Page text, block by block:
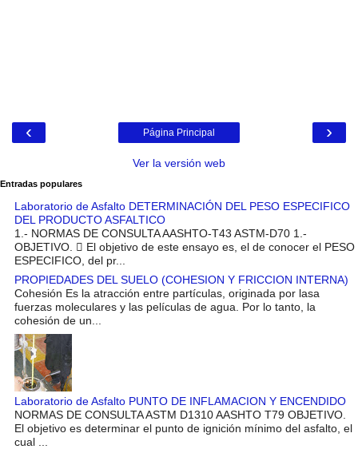
‹ ›
Página Principal
Ver la versión web
Entradas populares
Laboratorio de Asfalto DETERMINACIÓN DEL PESO ESPECIFICO
DEL PRODUCTO ASFALTICO
1.- NORMAS DE CONSULTA AASHTO-T43 ASTM-D70 1.-
OBJETIVO.  El objetivo de este ensayo es, el de conocer el PESO
ESPECIFICO, del pr...
PROPIEDADES DEL SUELO (COHESION Y FRICCION INTERNA)
Cohesión Es la atracción entre partículas, originada por lasa
fuerzas moleculares y las películas de agua. Por lo tanto, la
cohesión de un...
Laboratorio de Asfalto PUNTO DE INFLAMACION Y ENCENDIDO
NORMAS DE CONSULTA ASTM D1310 AASHTO T79 OBJETIVO.
El objetivo es determinar el punto de ignición mínimo del asfalto, el
cual ...